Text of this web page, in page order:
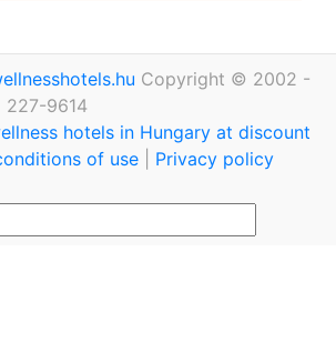
Copyright © 2002 -
227-9614
hotels in Hungary at discount
of use Privacy policy